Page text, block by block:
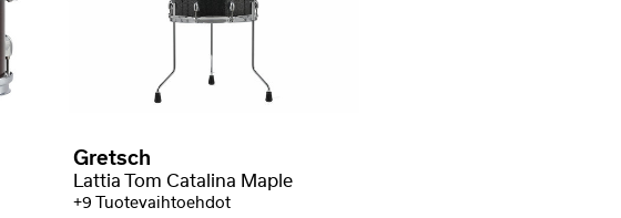
Gretsch
Lattia Tom Catalina Maple
+9 Tuotevaihtoehdot